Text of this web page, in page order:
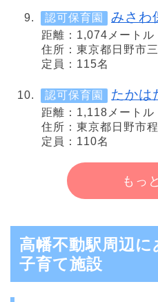
認可保育園 みさわ
距離：1,074メートル
住所：東京都日野市
定員：115名
認可保育園 たかは
距離：1,118メートル
住所：東京都日野市
定員：110名
もっ
高幡不動駅周辺
子育て施設